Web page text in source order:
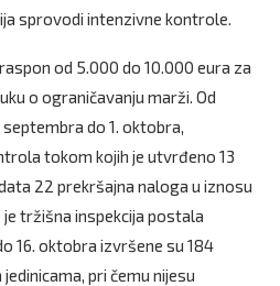
sprovodi intenzivne kontrole.
od 5.000 do 10.000 eura za
o ograničavanju marži. Od
do 1. oktobra,
tokom kojih je utvrđeno 13
22 prekršajna naloga u iznosu
tržišna inspekcija postala
16. oktobra izvršene su 184
pri čemu nijesu